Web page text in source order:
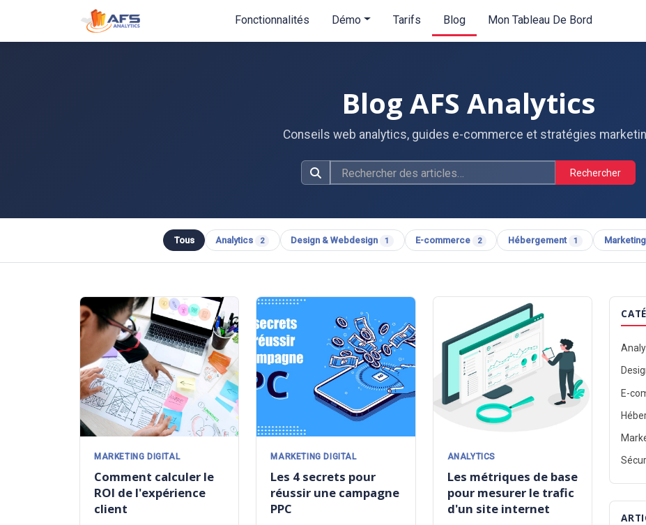
Fonctionnalités Démo Tarifs Blog Mon Tableau De Bord
Blog AFS Analytics
Conseils web analytics, guides e-commerce et stratégies
Rechercher
Tous Analytics 2 Design & Webdesign 1 E-commerce 2 Hébergement 1
MARKETING DIGITAL
Comment calculer le
ROI de l'expérience
client
MARKETING DIGITAL
Les 4 secrets pour
réussir une campagne
PPC
ANALYTICS
Les métriques de base
pour mesurer le trafic
d'un site internet
E-